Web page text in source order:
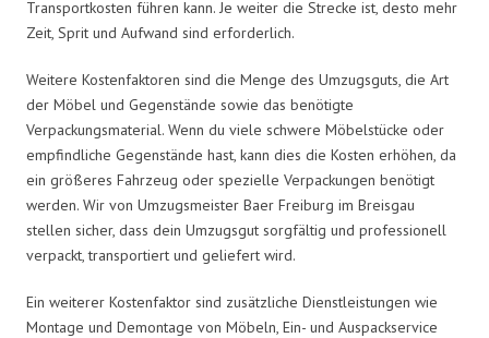
Transportkosten führen kann. Je weiter die Strecke ist, desto mehr
Zeit, Sprit und Aufwand sind erforderlich.
Weitere Kostenfaktoren sind die Menge des Umzugsguts, die Art
der Möbel und Gegenstände sowie das benötigte
Verpackungsmaterial. Wenn du viele schwere Möbelstücke oder
empfindliche Gegenstände hast, kann dies die Kosten erhöhen, da
ein größeres Fahrzeug oder spezielle Verpackungen benötigt
werden. Wir von Umzugsmeister Baer Freiburg im Breisgau
stellen sicher, dass dein Umzugsgut sorgfältig und professionell
verpackt, transportiert und geliefert wird.
Ein weiterer Kostenfaktor sind zusätzliche Dienstleistungen wie
Montage und Demontage von Möbeln, Ein- und Auspackservice